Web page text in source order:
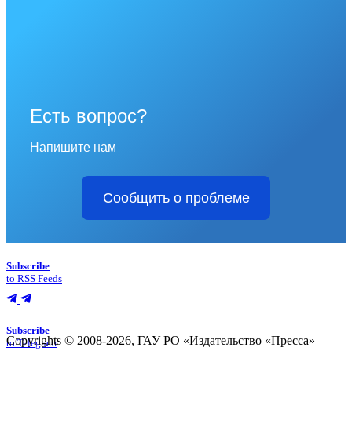
Есть вопрос?
Напишите нам
Сообщить о проблеме
Subscribe
to RSS Feeds
Subscribe
to Telegram
Copyrights © 2008-2026, ГАУ РО «Издательство «Пресса»